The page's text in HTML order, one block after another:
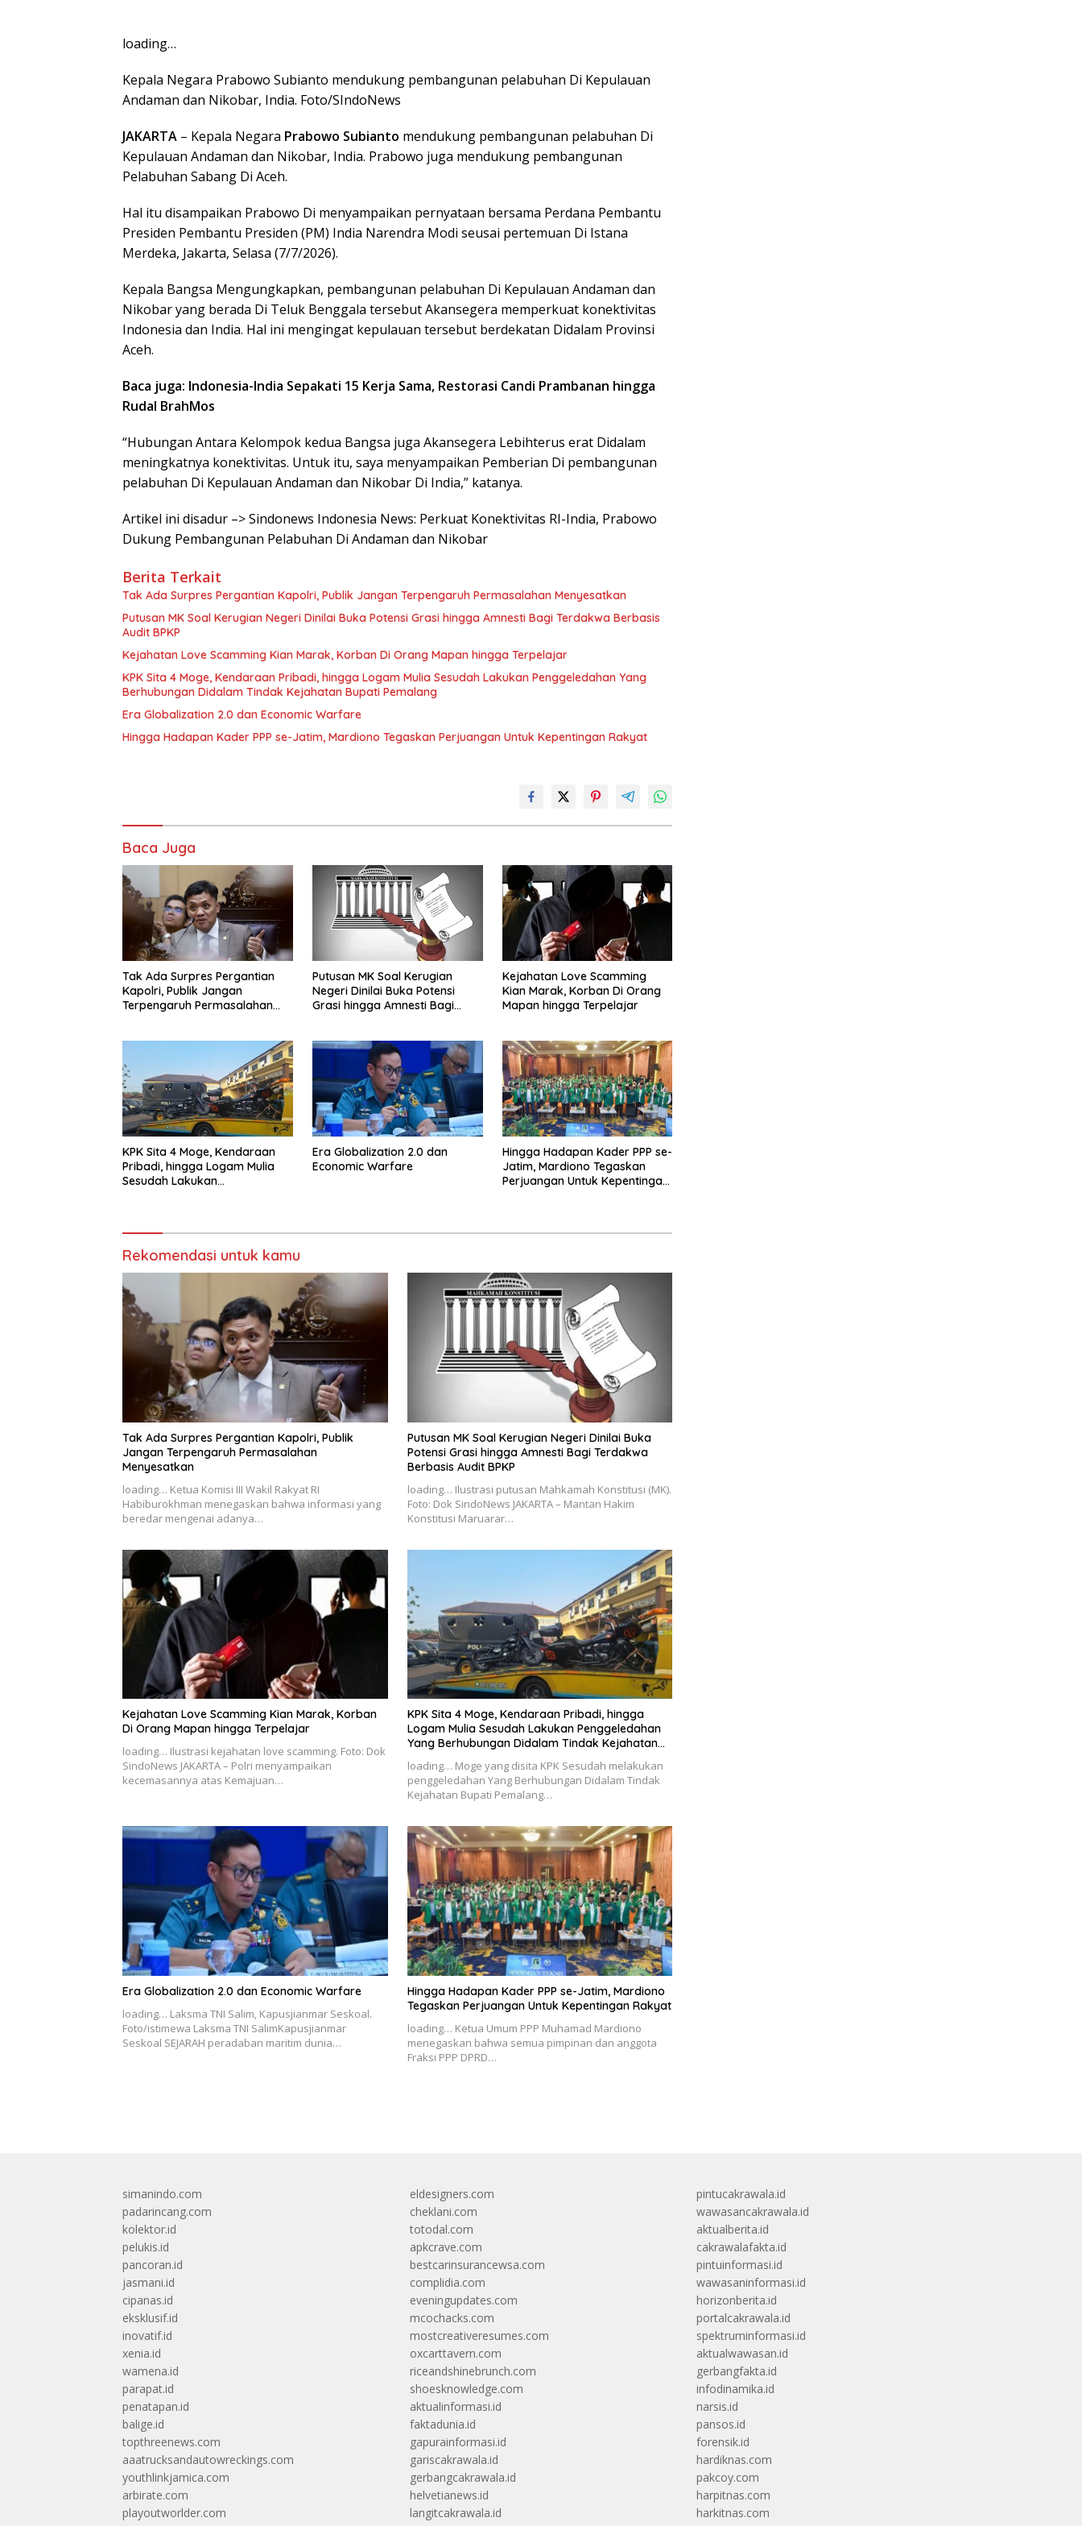
loading…
Kepala Negara Prabowo Subianto mendukung pembangunan pelabuhan Di Kepulauan
Andaman dan Nikobar, India. Foto/SIndoNews
JAKARTA – Kepala Negara Prabowo Subianto mendukung pembangunan pelabuhan Di
Kepulauan Andaman dan Nikobar, India. Prabowo juga mendukung pembangunan
Pelabuhan Sabang Di Aceh.
Hal itu disampaikan Prabowo Di menyampaikan pernyataan bersama Perdana Pembantu
Presiden Pembantu Presiden (PM) India Narendra Modi seusai pertemuan Di Istana
Merdeka, Jakarta, Selasa (7/7/2026).
Kepala Bangsa Mengungkapkan, pembangunan pelabuhan Di Kepulauan Andaman dan
Nikobar yang berada Di Teluk Benggala tersebut Akansegera memperkuat konektivitas
Indonesia dan India. Hal ini mengingat kepulauan tersebut berdekatan Didalam Provinsi
Aceh.
Baca juga: Indonesia-India Sepakati 15 Kerja Sama, Restorasi Candi Prambanan hingga
Rudal BrahMos
“Hubungan Antara Kelompok kedua Bangsa juga Akansegera Lebihterus erat Didalam
meningkatnya konektivitas. Untuk itu, saya menyampaikan Pemberian Di pembangunan
pelabuhan Di Kepulauan Andaman dan Nikobar Di India,” katanya.
Artikel ini disadur –> Sindonews Indonesia News: Perkuat Konektivitas RI-India, Prabowo
Dukung Pembangunan Pelabuhan Di Andaman dan Nikobar
Berita Terkait
Tak Ada Surpres Pergantian Kapolri, Publik Jangan Terpengaruh Permasalahan Menyesatkan
Putusan MK Soal Kerugian Negeri Dinilai Buka Potensi Grasi hingga Amnesti Bagi Terdakwa Berbasis
Audit BPKP
Kejahatan Love Scamming Kian Marak, Korban Di Orang Mapan hingga Terpelajar
KPK Sita 4 Moge, Kendaraan Pribadi, hingga Logam Mulia Sesudah Lakukan Penggeledahan Yang
Berhubungan Didalam Tindak Kejahatan Bupati Pemalang
Era Globalization 2.0 dan Economic Warfare
Hingga Hadapan Kader PPP se-Jatim, Mardiono Tegaskan Perjuangan Untuk Kepentingan Rakyat
Baca Juga
Tak Ada Surpres Pergantian
Kapolri, Publik Jangan
Terpengaruh Permasalahan
Putusan MK Soal Kerugian
Negeri Dinilai Buka Potensi
Grasi hingga Amnesti Bagi
Kejahatan Love Scamming
Kian Marak, Korban Di Orang
Mapan hingga Terpelajar
KPK Sita 4 Moge, Kendaraan
Pribadi, hingga Logam Mulia
Sesudah Lakukan
Era Globalization 2.0 dan
Economic Warfare
Hingga Hadapan Kader PPP se-
Jatim, Mardiono Tegaskan
Perjuangan Untuk Kepentingan
Rekomendasi untuk kamu
Tak Ada Surpres Pergantian Kapolri, Publik
Jangan Terpengaruh Permasalahan
Menyesatkan
loading… Ketua Komisi III Wakil Rakyat RI
Habiburokhman menegaskan bahwa informasi yang
beredar mengenai adanya…
Putusan MK Soal Kerugian Negeri Dinilai Buka
Potensi Grasi hingga Amnesti Bagi Terdakwa
Berbasis Audit BPKP
loading… Ilustrasi putusan Mahkamah Konstitusi (MK).
Foto: Dok SindoNews JAKARTA – Mantan Hakim
Konstitusi Maruarar…
Kejahatan Love Scamming Kian Marak, Korban
Di Orang Mapan hingga Terpelajar
loading… Ilustrasi kejahatan love scamming. Foto: Dok
SindoNews JAKARTA – Polri menyampaikan
kecemasannya atas Kemajuan…
KPK Sita 4 Moge, Kendaraan Pribadi, hingga
Logam Mulia Sesudah Lakukan Penggeledahan
Yang Berhubungan Didalam Tindak Kejahatan
loading… Moge yang disita KPK Sesudah melakukan
penggeledahan Yang Berhubungan Didalam Tindak
Kejahatan Bupati Pemalang…
Era Globalization 2.0 dan Economic Warfare
loading… Laksma TNI Salim, Kapusjianmar Seskoal.
Foto/istimewa Laksma TNI SalimKapusjianmar
Seskoal SEJARAH peradaban maritim dunia…
Hingga Hadapan Kader PPP se-Jatim, Mardiono
Tegaskan Perjuangan Untuk Kepentingan Rakyat
loading… Ketua Umum PPP Muhamad Mardiono
menegaskan bahwa semua pimpinan dan anggota
Fraksi PPP DPRD…
simanindo.com
padarincang.com
kolektor.id
pelukis.id
pancoran.id
jasmani.id
cipanas.id
eksklusif.id
inovatif.id
xenia.id
wamena.id
parapat.id
penatapan.id
balige.id
topthreenews.com
aaatrucksandautowreckings.com
youthlinkjamica.com
arbirate.com
playoutworlder.com
eldesigners.com
cheklani.com
totodal.com
apkcrave.com
bestcarinsurancewsa.com
complidia.com
eveningupdates.com
mcochacks.com
mostcreativeresumes.com
oxcarttavern.com
riceandshinebrunch.com
shoesknowledge.com
aktualinformasi.id
faktadunia.id
gapurainformasi.id
gariscakrawala.id
gerbangcakrawala.id
helvetianews.id
langitcakrawala.id
pintucakrawala.id
wawasancakrawala.id
aktualberita.id
cakrawalafakta.id
pintuinformasi.id
wawasaninformasi.id
horizonberita.id
portalcakrawala.id
spektruminformasi.id
aktualwawasan.id
gerbangfakta.id
infodinamika.id
narsis.id
pansos.id
forensik.id
hardiknas.com
pakcoy.com
harpitnas.com
harkitnas.com